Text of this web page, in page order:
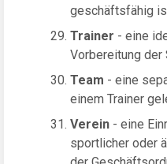
geschäftsfähig
Trainer - eine
Vorbereitung der
Team - eine
einem Trainer
Verein- eine
sportlicher oder